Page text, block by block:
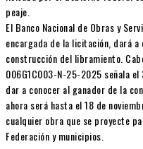
peaje.
El Banco Nacional de Obras y
encargada de la licitación, dará
construcción del libramiento.
006G1C003-N-25-2025 señala
dar a conocer al ganador de la
ahora será hasta el 18 de
cualquier obra que se proyecte
Federación y municipios.